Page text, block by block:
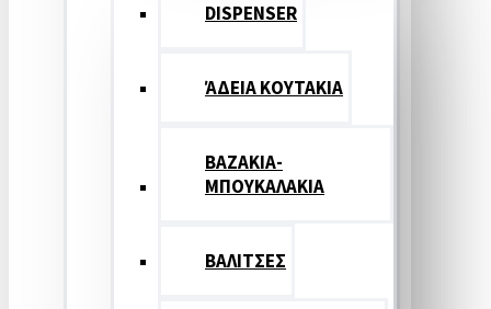
DISPENSER
ΆΔΕΙΑ ΚΟΥΤΑΚΙΑ
ΒΑΖΑΚΙΑ-
ΜΠΟΥΚΑΛΑΚΙΑ
ΒΑΛΙΤΣΕΣ